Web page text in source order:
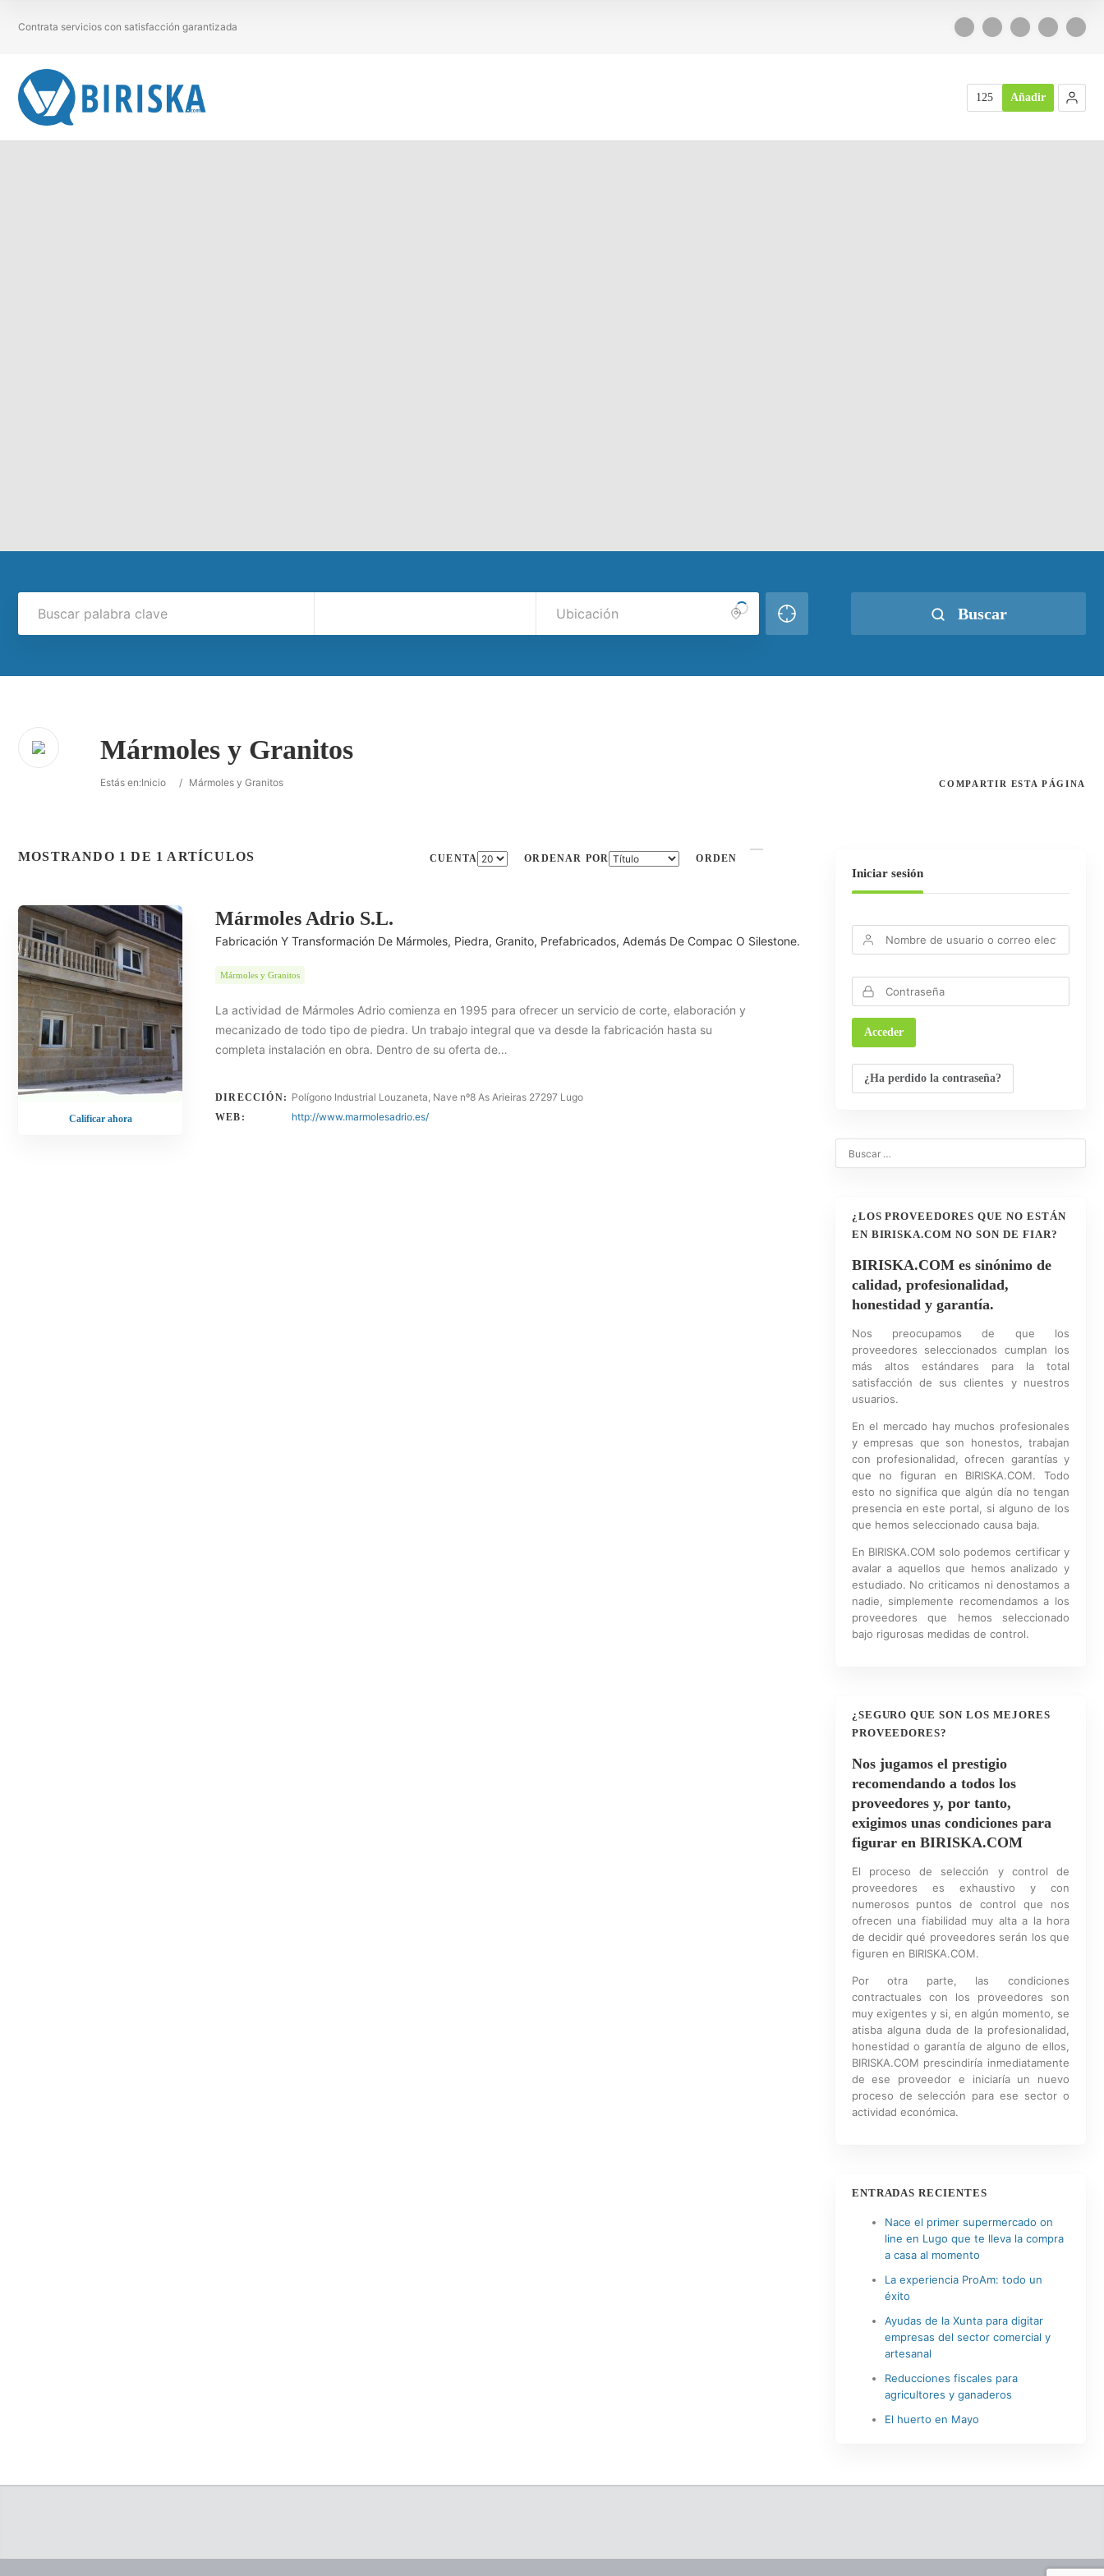
Contrata servicios con satisfacción garantizada
125 Añadir
Buscar
Mármoles y Granitos
Estás en:Inicio / Mármoles y Granitos COMPARTIR ESTA PÁGINA
MOSTRANDO 1 DE 1 ARTÍCULOS CUENTA ORDENAR POR ORDEN
Calificar ahora
Mármoles Adrio S.L.
Fabricación Y Transformación De Mármoles, Piedra, Granito, Prefabricados, Además De Compac O Silestone.
Mármoles y Granitos
La actividad de Mármoles Adrio comienza en 1995 para ofrecer un servicio de corte, elaboración y
mecanizado de todo tipo de piedra. Un trabajo integral que va desde la fabricación hasta su
completa instalación en obra. Dentro de su oferta de…
DIRECCIÓN: Polígono Industrial Louzaneta, Nave nº8 As Arieiras 27297 Lugo
WEB: http://www.marmolesadrio.es/
Iniciar sesión
¿Ha perdido la contraseña?
¿LOS PROVEEDORES QUE NO ESTÁN
EN BIRISKA.COM NO SON DE FIAR?
BIRISKA.COM es sinónimo de
calidad, profesionalidad,
honestidad y garantía.
Nos preocupamos de que los
proveedores seleccionados cumplan los
más altos estándares para la total
satisfacción de sus clientes y nuestros
usuarios.
En el mercado hay muchos profesionales
y empresas que son honestos, trabajan
con profesionalidad, ofrecen garantías y
que no figuran en BIRISKA.COM. Todo
esto no significa que algún día no tengan
presencia en este portal, si alguno de los
que hemos seleccionado causa baja.
En BIRISKA.COM solo podemos certificar y
avalar a aquellos que hemos analizado y
estudiado. No criticamos ni denostamos a
nadie, simplemente recomendamos a los
proveedores que hemos seleccionado
bajo rigurosas medidas de control.
¿SEGURO QUE SON LOS MEJORES
PROVEEDORES?
Nos jugamos el prestigio
recomendando a todos los
proveedores y, por tanto,
exigimos unas condiciones para
figurar en BIRISKA.COM
El proceso de selección y control de
proveedores es exhaustivo y con
numerosos puntos de control que nos
ofrecen una fiabilidad muy alta a la hora
de decidir qué proveedores serán los que
figuren en BIRISKA.COM.
Por otra parte, las condiciones
contractuales con los proveedores son
muy exigentes y si, en algún momento, se
atisba alguna duda de la profesionalidad,
honestidad o garantía de alguno de ellos,
BIRISKA.COM prescindiría inmediatamente
de ese proveedor e iniciaría un nuevo
proceso de selección para ese sector o
actividad económica.
ENTRADAS RECIENTES
Nace el primer supermercado on
line en Lugo que te lleva la compra
a casa al momento
La experiencia ProAm: todo un
éxito
Ayudas de la Xunta para digitar
empresas del sector comercial y
artesanal
Reducciones fiscales para
agricultores y ganaderos
El huerto en Mayo